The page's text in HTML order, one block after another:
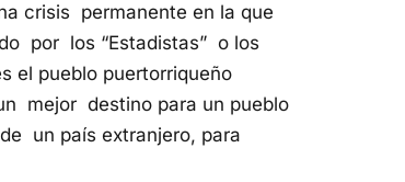
crisis permanente en la que
por los “Estadistas” o los
el pueblo puertorriqueño
mejor destino para un pueblo
un país extranjero, para